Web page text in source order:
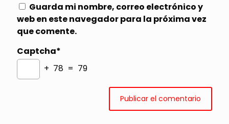
Guarda mi nombre, correo electrónico y
web en este navegador para la próxima vez
que comente.
Captcha*
+ 78 = 79